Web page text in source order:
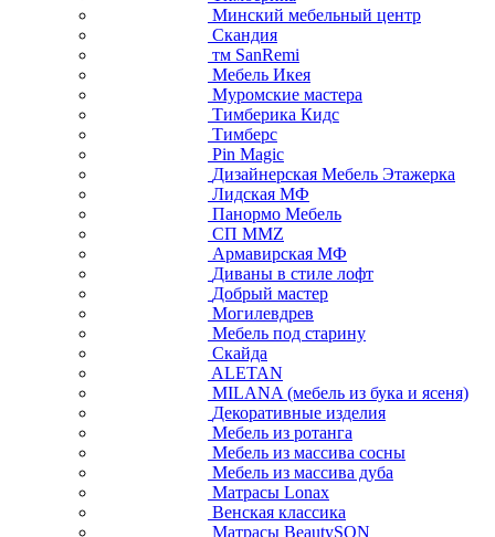
Минский мебельный центр
Скандия
тм SanRemi
Мебель Икея
Муромские мастера
Тимберика Кидс
Тимберс
Pin Magic
Дизайнерская Мебель Этажерка
Лидская МФ
Панормо Мебель
СП ММZ
Армавирская МФ
Диваны в стиле лофт
Добрый мастер
Могилевдрев
Мебель под старину
Скайда
ALETAN
MILANA (мебель из бука и ясеня)
Декоративные изделия
Мебель из ротанга
Мебель из массива сосны
Мебель из массива дуба
Матрасы Lonax
Венская классика
Матрасы BeautySON